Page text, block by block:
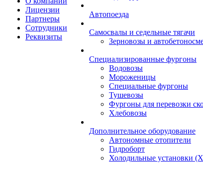
Лицензии
Партнеры
Сотрудники
Реквизиты
Автопоезда
Самосвалы и седельные тягачи
Зерновозы и
Специализированные фургоны
Водовозы
Мороженицы
Специальные фургоны
Тушевозы
Фургоны для перевозки
Хлебовозы
Дополнительное оборудование
Автономные отопители
Гидроборт
Холодильные установки